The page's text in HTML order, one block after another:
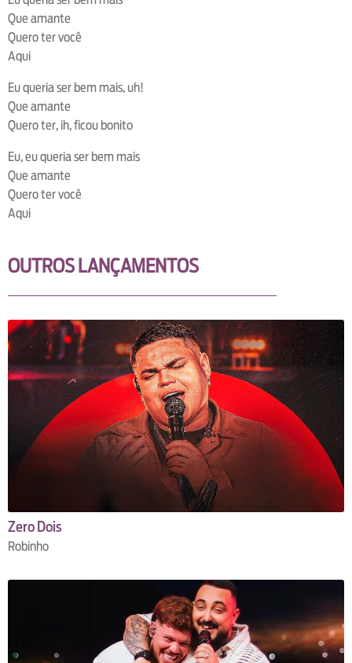
Que amante
Quero ter você
Aqui
Eu queria ser bem mais, uh!
Que amante
Quero ter, ih, ficou bonito
Eu, eu queria ser bem mais
Que amante
Quero ter você
Aqui
OUTROS LANÇAMENTOS
Zero Dois
Robinho